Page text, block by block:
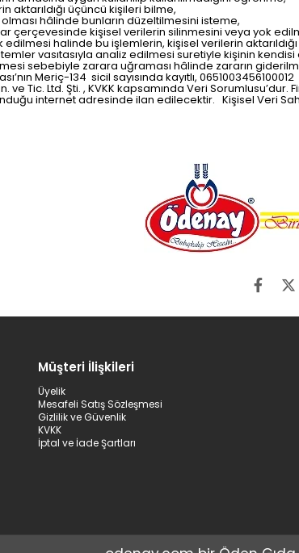
aktarıldığı üçüncü kişileri bilme,
hâlinde bunların düzeltilmesini isteme,
çerçevesinde kişisel verilerin silinmesini veya yok
halinde bu işlemlerin, kişisel verilerin
vasıtasıyla analiz edilmesi suretiyle kişinin
sebebiyle zarara uğraması hâlinde zararın
Meriç-134 sicil sayısında kayıtlı,
ve Tic. Ltd. Şti. , KVKK kapsamında Veri
internet adresinde ilan edilecektir. Kişisel Veri
Müşteri İlişkileri
Üyelik
Mesafeli Satış Sözleşmesi
Gizlilik ve Güvenlik
KVKK
İptal ve İade Şartları